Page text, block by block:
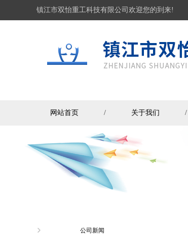
镇江市双怡重工科技有限公司欢迎您的到来!
网站首页 / 关于我们 /
公司新闻